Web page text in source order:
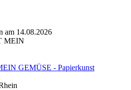
am 14.08.2026
GEMÜSE - Papierkunst